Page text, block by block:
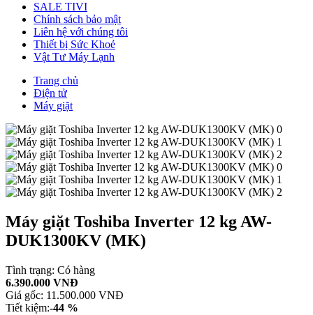
SALE TIVI
Chính sách bảo mật
Liên hệ với chúng tôi
Thiết bị Sức Khoẻ
Vật Tư Máy Lạnh
Trang chủ
Điện tử
Máy giặt
Máy giặt Toshiba Inverter 12 kg AW-
DUK1300KV (MK)
Tình trạng: Có hàng
6.390.000 VNĐ
Giá gốc: 11.500.000 VNĐ
Tiết kiệm:-44 %